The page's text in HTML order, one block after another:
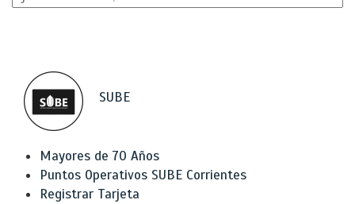
SUBE
Mayores de 70 Años
Puntos Operativos SUBE Corrientes
Registrar Tarjeta